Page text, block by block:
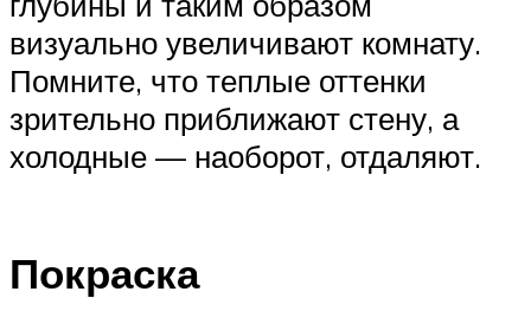
визуально увеличивают комнату.
Помните, что теплые оттенки
зрительно приближают стену, а
холодные — наоборот, отдаляют.
Покраска